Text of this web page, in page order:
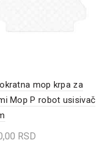
mop krpa za
Mop P robot usisivač
RSD